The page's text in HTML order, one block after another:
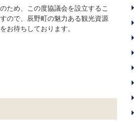
ため、この度協議会を設立するこ
ので、辰野町の魅力ある観光資源
お待ちしております。